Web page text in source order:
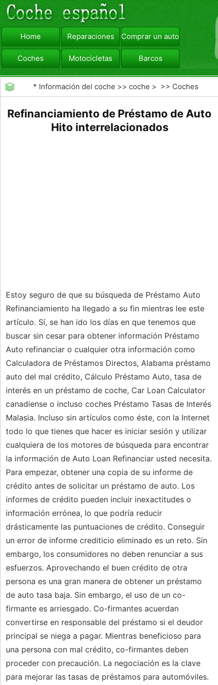
Home Reparaciones Comprar un automóvil
Coches Motocicletas Barcos
viajar Camiones
* Información del coche >>coche > >> Coches
Refinanciamiento de Préstamo de Auto
Hito interrelacionados
Estoy seguro de que su búsqueda de Préstamo Auto
Refinanciamiento ha llegado a su fin mientras lee este
artículo. Sí, se han ido los días en que tenemos que
buscar sin cesar para obtener información Préstamo
Auto refinanciar o cualquier otra información como
Calculadora de Préstamos Directos, Alabama préstamo
auto del mal crédito, Cálculo Préstamo Auto, tasa de
interés en un préstamo de coche, Car Loan Calculator
canadiense o incluso coches Préstamo Tasas de Interés
Malasia. Incluso sin artículos como éste, con la Internet
todo lo que tienes que hacer es iniciar sesión y utilizar
cualquiera de los motores de búsqueda para encontrar
la información de Auto Loan Refinanciar usted necesita.
Para empezar, obtener una copia de su informe de
crédito antes de solicitar un préstamo de auto. Los
informes de crédito pueden incluir inexactitudes o
información errónea, lo que podría reducir
drásticamente las puntuaciones de crédito. Conseguir
un error de informe crediticio eliminado es un reto. Sin
embargo, los consumidores no deben renunciar a sus
esfuerzos. Aprovechando el buen crédito de otra
persona es una gran manera de obtener un préstamo
de auto tasa baja. Sin embargo, el uso de un co-
firmante es arriesgado. Co-firmantes acuerdan
convertirse en responsable del préstamo si el deudor
principal se niega a pagar. Mientras beneficioso para
una persona con mal crédito, co-firmantes deben
proceder con precaución. La negociación es la clave
para mejorar las tasas de préstamos para automóviles.